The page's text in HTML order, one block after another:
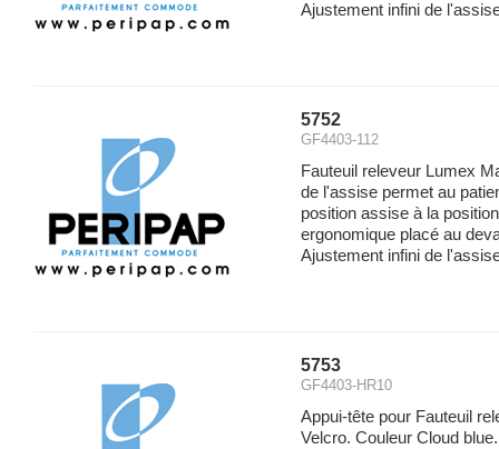
Ajustement infini de
5752
GF4403-112
Fauteuil releveur Lumex
de l'assise permet au
position assise à la
ergonomique placé au
Ajustement infini de
5753
GF4403-HR10
Appui-tête pour Fauteuil
Velcro. Couleur Cloud blue.